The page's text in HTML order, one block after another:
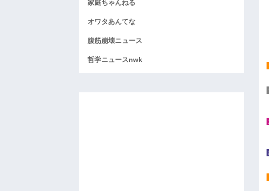
家庭ちゃんねる
オワタあんてな
腹筋崩壊ニュース
哲学ニュースnwk